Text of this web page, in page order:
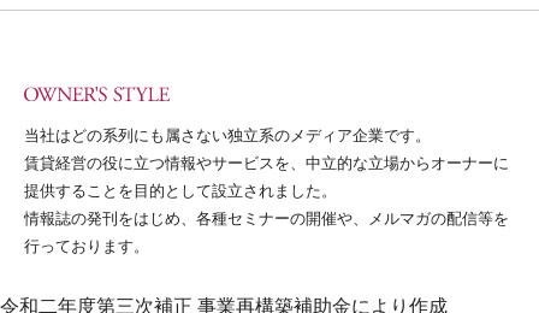
当社はどの系列にも属さない独立系のメディア企業です。
賃貸経営の役に立つ情報やサービスを、中立的な立場からオーナーに
提供することを目的として設立されました。
情報誌の発刊をはじめ、各種セミナーの開催や、メルマガの配信等を
行っております。
令和二年度第三次補正 事業再構築補助金により作成